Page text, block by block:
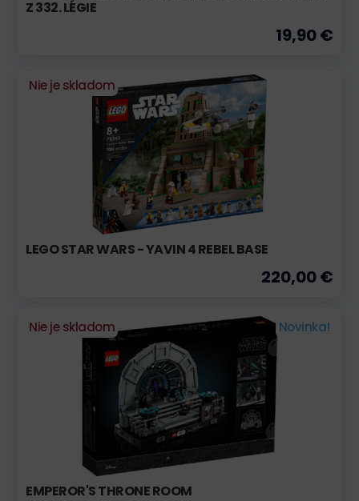
Z 332. LÉGIE
19,90 €
Nie je skladom
LEGO STAR WARS - YAVIN 4 REBEL BASE
220,00 €
Nie je skladom Novinka!
EMPEROR'S THRONE ROOM